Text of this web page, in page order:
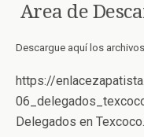
Area de
Descargue aquí los
https://
Delegados en